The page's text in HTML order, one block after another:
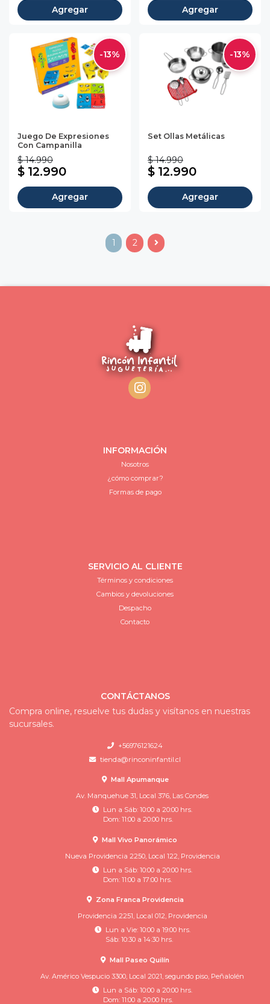
Agregar Agregar
-13%
Juego De Expresiones
Con Campanilla
$ 14.990
$ 12.990
Agregar
-13%
Set Ollas Metálicas
$ 14.990
$ 12.990
Agregar
1 2
INFORMACIÓN
Nosotros
¿cómo comprar?
Formas de pago
SERVICIO AL CLIENTE
Términos y condiciones
Cambios y devoluciones
Despacho
Contacto
CONTÁCTANOS
Compra online, resuelve tus dudas y visítanos en nuestras
sucursales.
+56976121624
tienda@rinconinfantil.cl
Mall Apumanque
Av. Manquehue 31, Local 376, Las Condes
Lun a Sáb: 10:00 a 20:00 hrs.
Dom: 11:00 a 20:00 hrs.
Mall Vivo Panorámico
Nueva Providencia 2250, Local 122, Providencia
Lun a Sáb: 10:00 a 20:00 hrs.
Dom: 11:00 a 17:00 hrs.
Zona Franca Providencia
Providencia 2251, Local 012, Providencia
Lun a Vie: 10:00 a 19:00 hrs.
Sáb: 10:30 a 14:30 hrs.
Mall Paseo Quilín
Av. Américo Vespucio 3300, Local 2021, segundo piso, Peñalolén
Lun a Sáb: 10:00 a 20:00 hrs.
Dom: 11:00 a 20:00 hrs.